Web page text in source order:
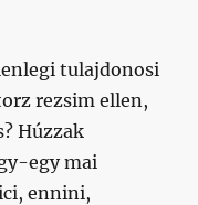
tulajdonosi
rezsim ellen,
Húzzak
egy mai
ennini,